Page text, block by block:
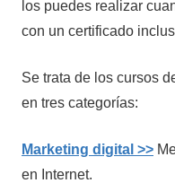
los puedes realizar
con un certificado
Se trata de los cursos
en tres categorías:
Marketing digital >>
en Internet.